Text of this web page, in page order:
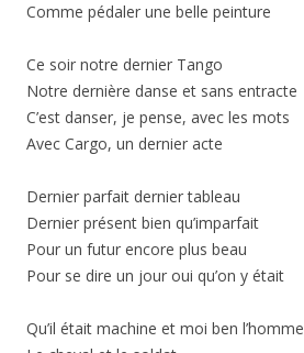
Comme pédaler une belle peinture
Ce soir notre dernier Tango
Notre dernière danse et sans entracte
C’est danser, je pense, avec les mots
Avec Cargo, un dernier acte
Dernier parfait dernier tableau
Dernier présent bien qu’imparfait
Pour un futur encore plus beau
Pour se dire un jour oui qu’on y était
Qu’il était machine et moi ben l’homme